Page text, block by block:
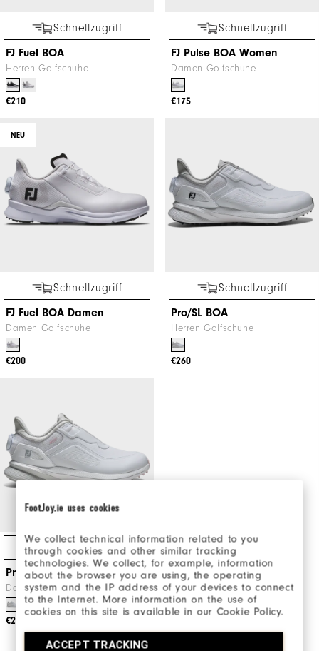
FootJoy.ie uses cookies
We collect technical information related to you
through cookies and other similar tracking
technologies. We collect, for example, information
about the browser you are using, the operating
system and the IP address of your devices to connect
to the Internet. More information on the use of
cookies on this site is available in our Cookie Policy.
ACCEPT TRACKING
Schnellzugriff
FJ Fuel BOA
Herren Golfschuhe
€210
Schnellzugriff
FJ Pulse BOA Women
Damen Golfschuhe
€175
NEU
Schnellzugriff
FJ Fuel BOA Damen
Damen Golfschuhe
€200
Schnellzugriff
Pro/SL BOA
Herren Golfschuhe
€260
Schnellzugriff
Pro/SL BOA Damen
Damen Golfschuhe
€260